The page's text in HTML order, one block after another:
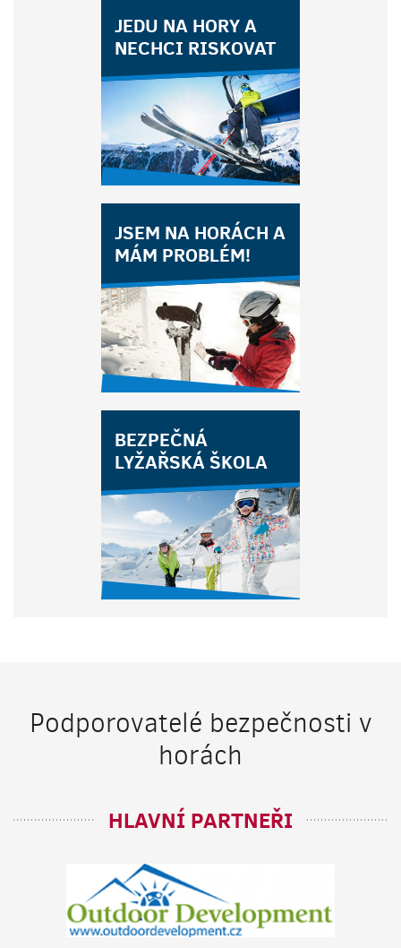
JEDU NA HORY A
NECHCI RISKOVAT
JSEM NA HORÁCH A
MÁM PROBLÉM!
BEZPEČNÁ
LYŽAŘSKÁ ŠKOLA
Podporovatelé bezpečnosti v
horách
HLAVNÍ PARTNEŘI